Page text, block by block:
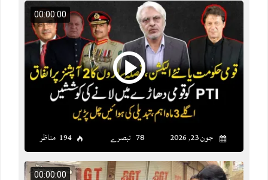
00:00:00
جون 23, 2026 78 تبصرے 194 مناظر
00:00:00